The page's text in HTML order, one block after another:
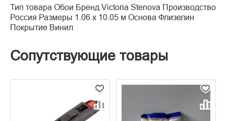
Тип товара Обои Бренд Victoria Stenova Производство
Россия Размеры 1.06 x 10.05 м Основа Флизелин
Покрытие Винил
Сопутствующие товары